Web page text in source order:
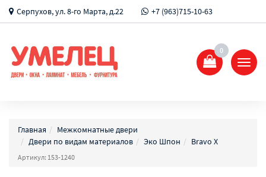
Серпухов, ул. 8-го Марта, д.22 +7 (963)715-10-63
0
Главная
Межкомнатные двери
Двери по видам материалов
Эко Шпон Bravo X
Артикул: 153-1240